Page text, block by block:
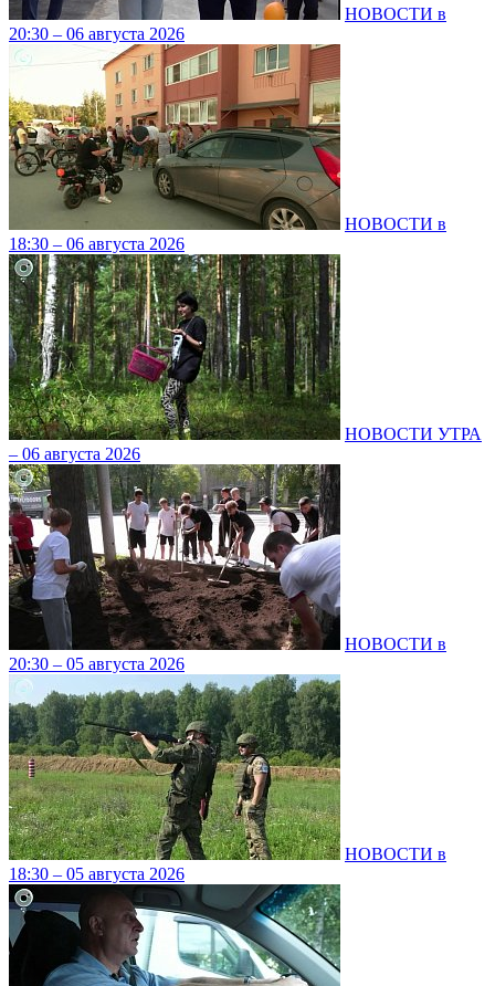
НОВОСТИ в
20:30 – 06 августа 2026
НОВОСТИ в
18:30 – 06 августа 2026
НОВОСТИ УТРА
– 06 августа 2026
НОВОСТИ в
20:30 – 05 августа 2026
НОВОСТИ в
18:30 – 05 августа 2026